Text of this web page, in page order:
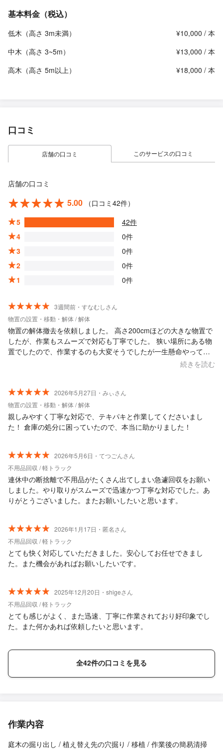
基本料金（税込）
低木（高さ 3m未満）
¥10,000 / 本
中木（高さ 3~5m）
¥13,000 / 本
高木（高さ 5m以上）
¥18,000 / 本
口コミ
店舗の口コミ このサービスの口コミ
店舗の口コミ
5.00
（口コミ42件）
5
42件
4
0件
3
0件
2
0件
1
0件
3週間前・すなむしさん
物置の設置・移動・解体 / 解体
物置の解体撤去を依頼しました。 高さ200cmほどの大きな物置で
したが、作業もスムーズで対応も丁寧でした。 狭い場所にある物
置でしたので、作業するのも大変そうでしたが一生懸命やってい
続きを読む
2026年5月27日・みぃさん
物置の設置・移動・解体 / 解体
親しみやすく丁寧な対応で、テキパキと作業してくださいまし
た！ 倉庫の処分に困っていたので、本当に助かりました！
2026年5月6日・てつごんさん
不用品回収 / 軽トラック
連休中の断捨離で不用品がたくさん出てしまい急遽回収をお願い
しました。やり取りがスムーズで迅速かつ丁寧な対応でした。あ
りがとうございました。またお願いしたいと思います。
2026年1月17日・匿名さん
不用品回収 / 軽トラック
とても快く対応していただきました。安心してお任せできまし
た。また機会があればお願いしたいです。
2025年12月20日・shigeさん
不用品回収 / 軽トラック
とても感じがよく、また迅速、丁寧に作業されており好印象でし
た。また何かあれば依頼したいと思います。
全42件の口コミを見る
作業内容
庭木の掘り出し / 植え替え先の穴掘り / 移植 / 作業後の簡易清掃